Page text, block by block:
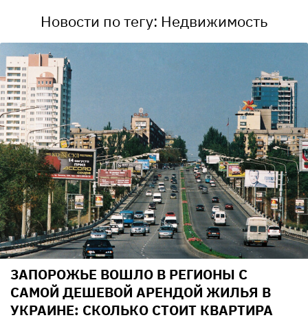
Новости по тегу: Недвижимость
ЗАПОРОЖЬЕ ВОШЛО В РЕГИОНЫ С
САМОЙ ДЕШЕВОЙ АРЕНДОЙ ЖИЛЬЯ В
УКРАИНЕ: СКОЛЬКО СТОИТ КВАРТИРА